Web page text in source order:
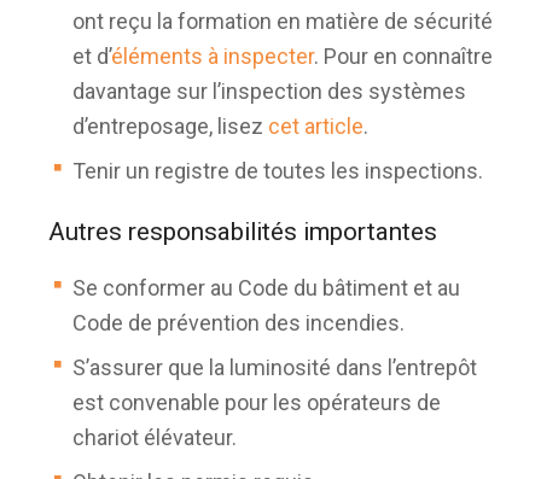
ont reçu la formation en matière de sécurité
et d’éléments à inspecter. Pour en connaître
davantage sur l’inspection des systèmes
d’entreposage, lisez cet article.
Tenir un registre de toutes les inspections.
Autres responsabilités importantes
Se conformer au Code du bâtiment et au
Code de prévention des incendies.
S’assurer que la luminosité dans l’entrepôt
est convenable pour les opérateurs de
chariot élévateur.